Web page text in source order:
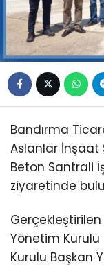
Bandırma
Aslanlar İnşaat
Beton Santrali
ziyaretinde
Yönetim Kurulu
Kurulu Başkan